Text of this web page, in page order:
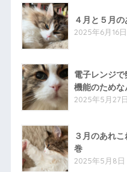
４月と５月
2025年6月16日
電子レンジ
機能のため
2025年5月27日
３月のあれ
巻
2025年5月8日